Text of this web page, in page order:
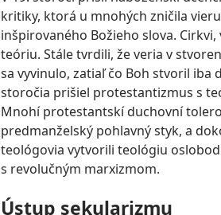
kritiky, ktorá u mnohých zničila
inšpirovaného Božieho slova.
teóriu. Stále tvrdili, že veria v
sa vyvinulo, zatiaľ čo Boh stvoril iba
storočia prišiel protestantizmus s
Mnohí protestantskí duchovní
predmanželský pohlavný styk, a
teológovia vytvorili teológiu
s revolučným marxizmom.
Ústup sekularizmu